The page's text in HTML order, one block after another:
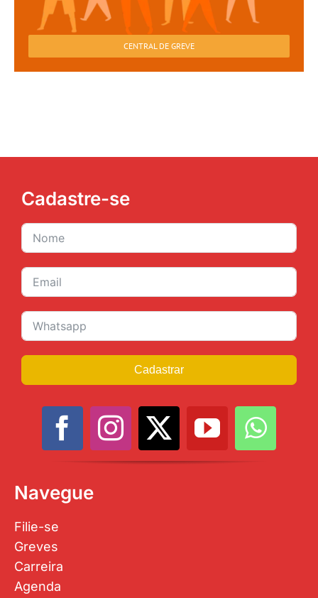
CENTRAL DE GREVE
Cadastre-se
Cadastrar
Navegue
Filie-se
Greves
Carreira
Agenda